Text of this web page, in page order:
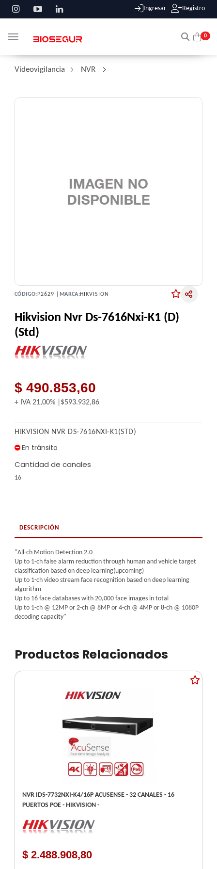
Ingresar Registro
0
Toggle navigation
Videovigilancia NVR
CÓDIGO: P2629 | MARCA:HIKVISION
Hikvision Nvr Ds-7616Nxi-K1 (D)
(Std)
$ 490.853,60
+ IVA 21,00% $593.932,86
HIKVISION NVR DS-7616NXI-K1(STD)
En tránsito
Cantidad de canales
16
DESCRIPCIÓN
"All-ch Motion Detection 2.0
Up to 1-ch false alarm reduction through human and vehicle target
classification based on deep learning(upcoming)
Up to 1-ch video stream face recognition based on deep learning
algorithm
Up to 16 face databases with 20,000 face images in total
Up to 1-ch @ 12MP or 2-ch @ 8MP or 4-ch @ 4MP or 8-ch @ 1080P
decoding capacity"
Productos Relacionados
NVR IDS-7732NXI-K4/16P ACUSENSE - 32 CANALES - 16
PUERTOS POE - HIKVISION -
$ 2.488.908,80